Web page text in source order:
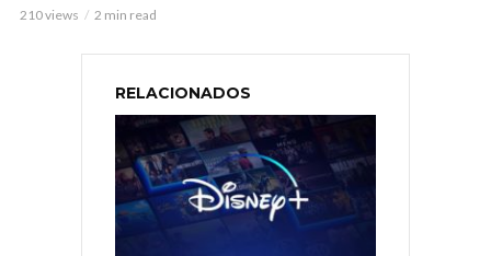
210 views 2 min read
RELACIONADOS